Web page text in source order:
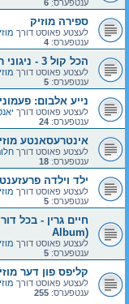
ענטפערס: 6
ספירה מוזיק
לעצטע פאוסט דורך
ענטפערס: 4
הכל קול 3 - ניגוני ר' משה יחזקי' ווייס (ווקאלי) - EP Album
לעצטע פאוסט דורך
ענטפערס: 5
נייע אלבום:
לעצטע פאוסט דורך
ענטפערס: 24
אינטרעסאנטע
לעצטע פאוסט דורך
ענטפערס: 18
ילד וילדה
לעצטע פאוסט דורך
ענטפערס: 5
Album)
לעצטע פאוסט דורך
ענטפערס: 5
קליפס פון דער
לעצטע פאוסט דורך
ענטפערס: 255